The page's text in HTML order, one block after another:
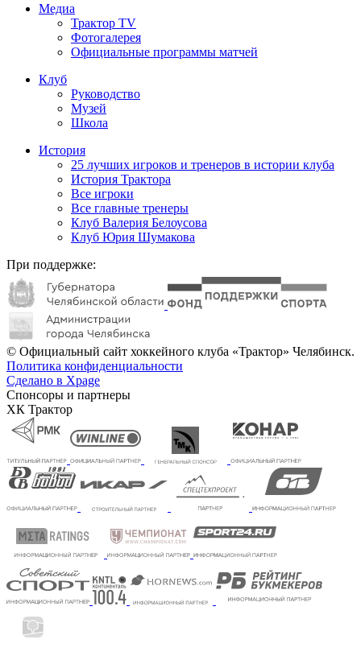
Медиа
Трактор TV
Фотогалерея
Официальные программы матчей
Клуб
Руководство
Музей
Школа
История
25 лучших игроков и тренеров в истории клуба
История Трактора
Все игроки
Все главные тренеры
Клуб Валерия Белоусова
Клуб Юрия Шумакова
При поддержке:
© Официальный сайт хоккейного клуба «Трактор» Челябинск.
Политика конфиденциальности
Сделано в Xpage
Спонсоры и партнеры
ХК Трактор